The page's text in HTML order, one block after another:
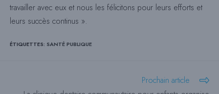
travailler avec eux et nous les félicitons pour leurs efforts et
leurs succès continus ».
ÉTIQUETTES: SANTÉ PUBLIQUE
Prochain article